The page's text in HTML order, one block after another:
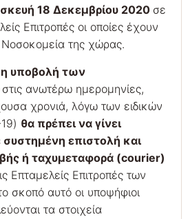
18 Δεκεμβρίου 2020 σε
Επιτροπές οι οποίες έχουν
Νοσοκομεία της χώρας.
η υποβολή των
στις ανωτέρω ημερομηνίες,
χρονιά, λόγω των ειδικών
θα πρέπει να γίνει
επιστολή και
ή ταχυμεταφορά (courier)
Επταμελείς Επιτροπές των
σκοπό αυτό οι υποψήφιοι
τα στοιχεία